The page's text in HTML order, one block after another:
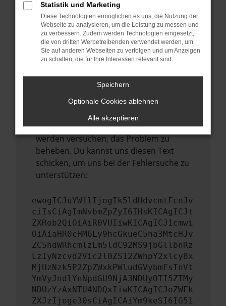
Stelle sicher, dass dein Browser und dein
Betriebssystem auf dem neuesten Stand
sind.
Veraltete Software birgt nicht nur ein
Sicherheitsrisiko, sondern kann auch dazu
führen, dass bestimmte Funktionen nicht
mehr unterstützt werden.
Wende dich an den Webseitenbetreiber.
Wenn du alle oben genannten Schritte
versucht hast, kontaktiere uns bitte. Wir
werden versuchen, das Problem zu
beheben. Du kannst uns diesen Text
schicken, um uns bei der Fehlersuche zu
unterstützen:
ewogICJuYW1lIjogIk5ldHdvcmtFcnJv
ciIsCiAgImNvbmZpZyI6IHsKICAgICJt
ZXRob2QiOiAiR0VUIiwKICAgICJ1cmwi
OiAiaHR0cHM6Ly9hcGkueC5ha3MtcHJv
ZC5hdWRhcmlzLm5ldC92MS9jbGllbnRz
LzIyNzcvd2Vic2l0ZS12ZWhpY2xlcy8x
MjUzNzk5P2ZpZWxkPWludGVybmFsTnVt
YmVyJndlYnNpdGU9NjA3NDUyOTI5ZTMy
NDUzYzAxNTU4NDQxIiwKICAgICJoZWFk
ZXJzIjoge30sCiAgICAiYm9keSI6IG51
Statistik und Marketing
Diese Technologien ermöglichen es uns, die Nutzung der
Webseite zu analysieren, um die Leistung zu messen und
zu verbessern. Zudem werden Technologien eingesetzt,
die von dritten Werbetreibenden verwendet werden, um
Sie auf anderen Webseiten zu verfolgen und um Anzeigen
zu schalten, die für Ihre Interessen relevant sind.
Speichern
Optionale Cookies ablehnen
Alle akzeptieren